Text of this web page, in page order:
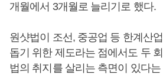
개월에서 3개월로 늘리기로 했다.
원샷법이 조선, 중공업 등 한계산
돕기 위한 제도라는 점에서도 두
법의 취지를 살리는 측면이 있다